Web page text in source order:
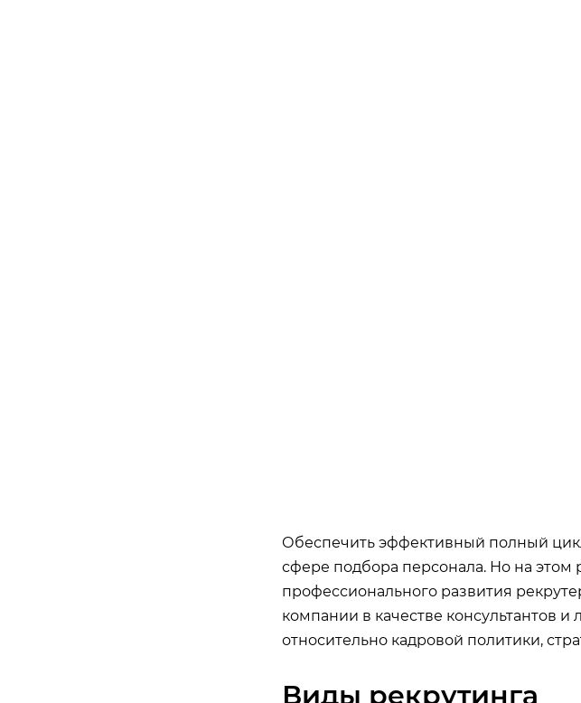
Обеспечить эффективный полный
сфере подбора персонала. Но на этом
профессионального развития
компании в качестве
относительно кадровой политики,
Виды рекрутинга